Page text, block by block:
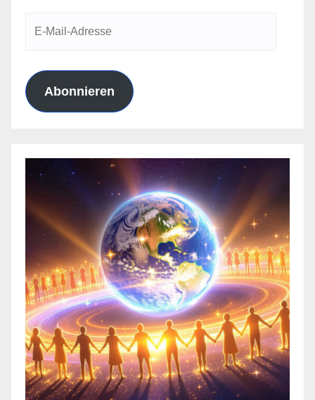
Abonnieren